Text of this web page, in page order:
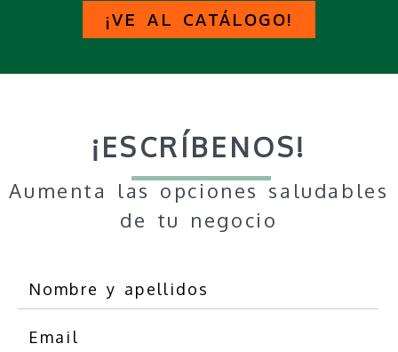
¡VE AL CATÁLOGO!
¡ESCRÍBENOS!
Aumenta las opciones saludables
de tu negocio